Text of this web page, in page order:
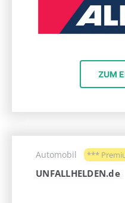
ZUM
Automobil ***
UNFALLHELDEN.de